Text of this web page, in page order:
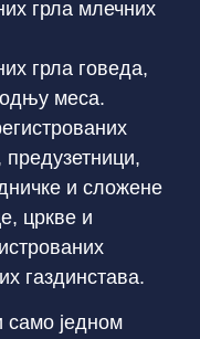
грла млечних
грла говеда,
меса.
и сложене
цркве и
газдинстава.
само једном